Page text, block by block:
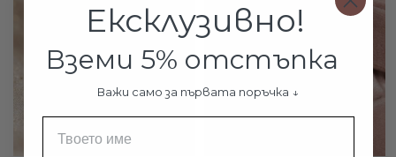
Ексклузивно!
Вземи 5% отстъпка
Важи само за първата поръчка ↓